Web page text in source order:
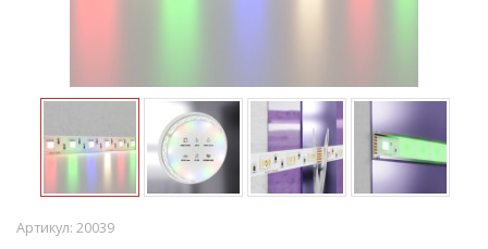
Артикул: 20039